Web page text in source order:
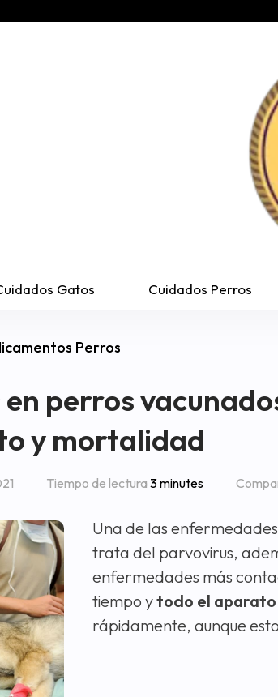
Gatos Cuidados Perros
Perros
perros
y mortalidad
Tiempo de lectura3 minutes
Una de las
trata del parvovirus,
enfermedades más
tiempo ytodo el
rápidamente, aunque